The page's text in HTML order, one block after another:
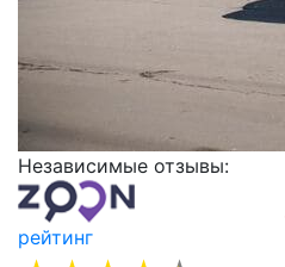
Независимые отзывы:
рейтинг